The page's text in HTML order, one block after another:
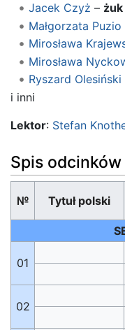
Jacek Czyż – żuk
Małgorzata Puzio
Mirosława
Mirosława
Ryszard Olesiński
i inni
Lektor: Stefan
Spis odcinków
№ Tytuł polski
01
02